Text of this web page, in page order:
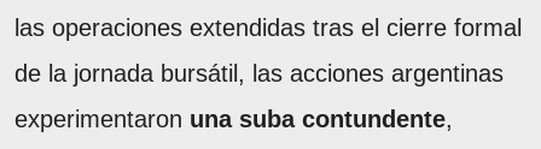
las operaciones extendidas tras el cierre formal
de la jornada bursátil, las acciones argentinas
experimentaron una suba contundente,